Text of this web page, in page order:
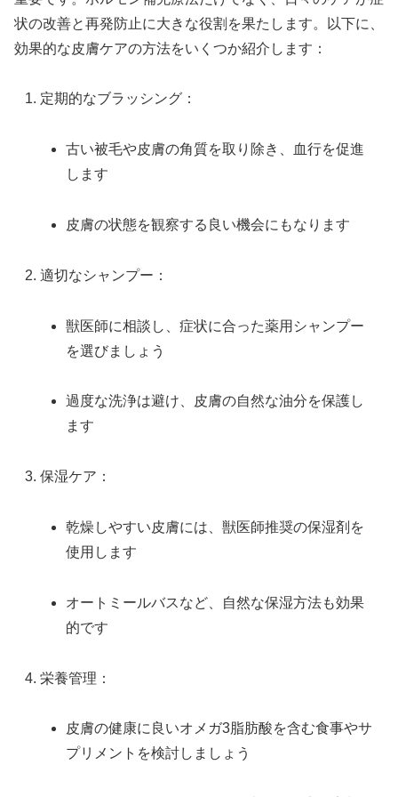
状の改善と再発防止に大きな役割を果たします。以下に、
効果的な皮膚ケアの方法をいくつか紹介します：
定期的なブラッシング：
古い被毛や皮膚の角質を取り除き、血行を促進
します
皮膚の状態を観察する良い機会にもなります
適切なシャンプー：
獣医師に相談し、症状に合った薬用シャンプー
を選びましょう
過度な洗浄は避け、皮膚の自然な油分を保護し
ます
保湿ケア：
乾燥しやすい皮膚には、獣医師推奨の保湿剤を
使用します
オートミールバスなど、自然な保湿方法も効果
的です
栄養管理：
皮膚の健康に良いオメガ3脂肪酸を含む食事やサ
プリメントを検討しましょう